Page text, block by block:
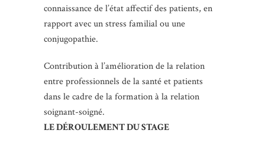
connaissance de l’état affectif des patients, en
rapport avec un stress familial ou une
conjugopathie.
Contribution à l’amélioration de la relation
entre professionnels de la santé et patients
dans le cadre de la formation à la relation
soignant-soigné.
LE DÉROULEMENT DU STAGE